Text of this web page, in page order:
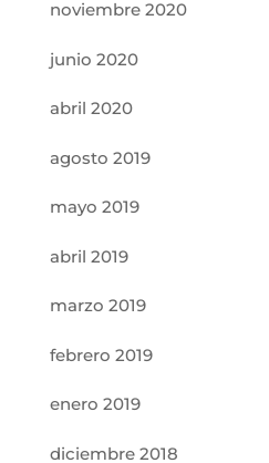
noviembre 2020
junio 2020
abril 2020
agosto 2019
mayo 2019
abril 2019
marzo 2019
febrero 2019
enero 2019
diciembre 2018